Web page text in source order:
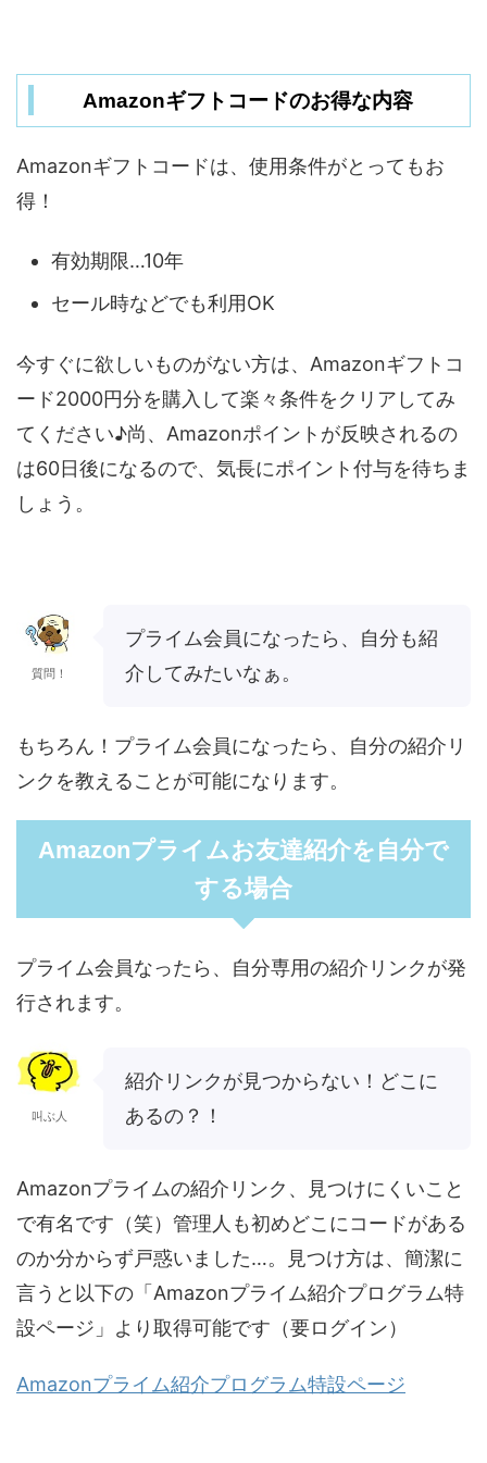
Amazonギフトコードのお得な内容
Amazonギフトコードは、使用条件がとってもお
得！
有効期限…10年
セール時などでも利用OK
今すぐに欲しいものがない方は、Amazonギフトコ
ード2000円分を購入して楽々条件をクリアしてみ
てください♪尚、Amazonポイントが反映されるの
は60日後になるので、気長にポイント付与を待ちま
しょう。
質問！
プライム会員になったら、自分も紹
介してみたいなぁ。
もちろん！プライム会員になったら、自分の紹介リ
ンクを教えることが可能になります。
Amazonプライムお友達紹介を自分で
する場合
プライム会員なったら、自分専用の紹介リンクが発
行されます。
叫ぶ人
紹介リンクが見つからない！どこに
あるの？！
Amazonプライムの紹介リンク、見つけにくいこと
で有名です（笑）管理人も初めどこにコードがある
のか分からず戸惑いました…。見つけ方は、簡潔に
言うと以下の「Amazonプライム紹介プログラム特
設ページ」より取得可能です（要ログイン）
Amazonプライム紹介プログラム特設ページ